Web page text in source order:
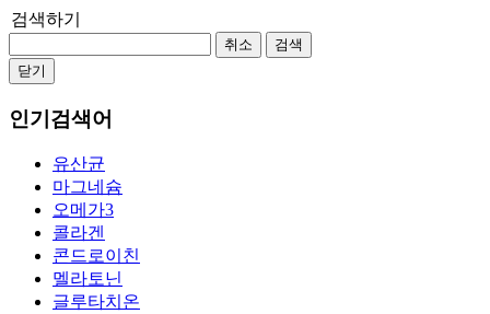
검색하기
취소
검색
닫기
인기검색어
유산균
마그네슘
오메가3
콜라겐
콘드로이친
멜라토닌
글루타치온